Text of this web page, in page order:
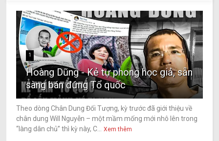
1
Hoàng Dũng - Kẻ tự phong học giả, sẵn
sàng bán đứng Tổ quốc
Theo dòng Chân Dung Đối Tượng, kỳ trước đã giới thiệu về
chân dung Will Nguyễn – một mầm mống mới nhô lên trong
“làng dân chủ” thì kỳ này, C... Xem thêm